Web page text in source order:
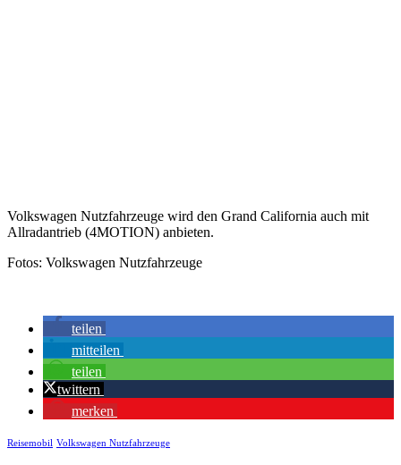
Volkswagen Nutzfahrzeuge wird den Grand California auch mit
Allradantrieb (4MOTION) anbieten.
Fotos: Volkswagen Nutzfahrzeuge
teilen
mitteilen
teilen
twittern
merken
Reisemobil Volkswagen Nutzfahrzeuge